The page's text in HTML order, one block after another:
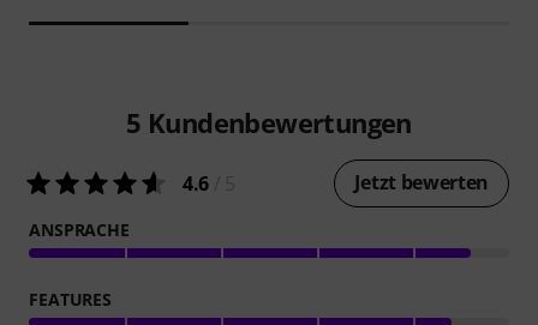
5 Kundenbewertungen
4.6 Jetzt bewerten
ANSPRACHE
FEATURES